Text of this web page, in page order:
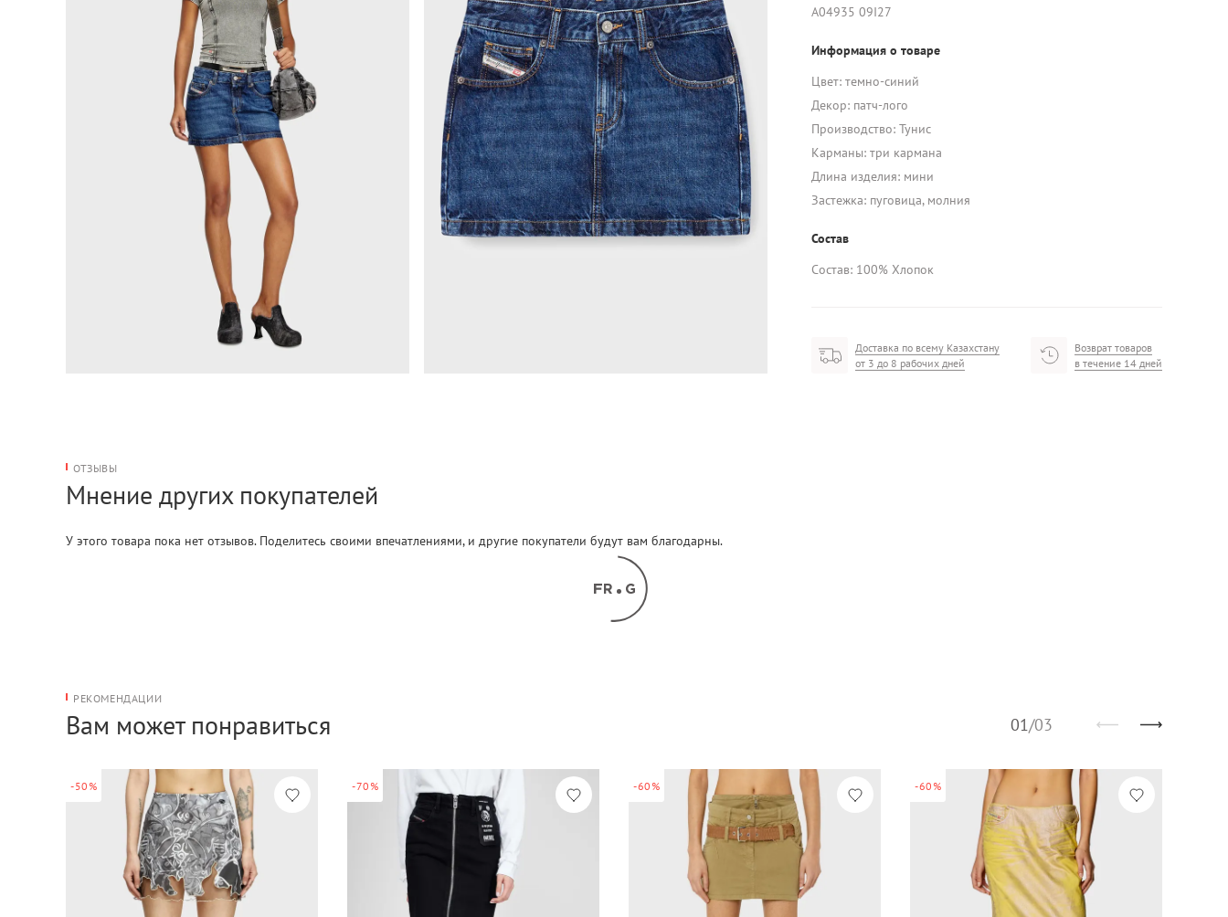
A04935 09I27
Информация о товаре
Цвет: темно-синий
Декор: патч-лого
Производство: Тунис
Карманы: три кармана
Длина изделия: мини
Застежка: пуговица, молния
Состав
Состав: 100% Хлопок
Доставка по всему Казахстану
от 3 до 8 рабочих дней
Возврат товаров
в течение 14 дней
ОТЗЫВЫ
Мнение других покупателей
У этого товара пока нет отзывов. Поделитесь своими впечатлениями, и другие покупатели будут вам благодарны.
РЕКОМЕНДАЦИИ
Вам может понравиться 01/03
-50% -70% -60% -60%